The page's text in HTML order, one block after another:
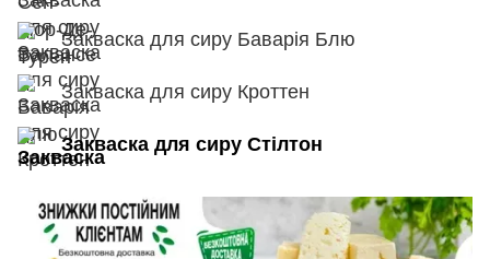
Закваска для сиру Баварія Блю
Закваска для сиру Кроттен
Закваска для сиру Стілтон